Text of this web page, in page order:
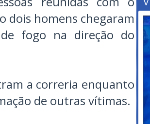
dois homens chegaram
fogo na direção do
a correria enquanto
de outras vítimas.